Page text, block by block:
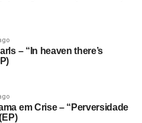
– “In heaven there’s
em Crise – “Perversidade